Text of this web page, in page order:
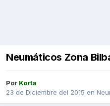
Neumáticos Zona
Por Korta
23 de Diciembre del 2015 en